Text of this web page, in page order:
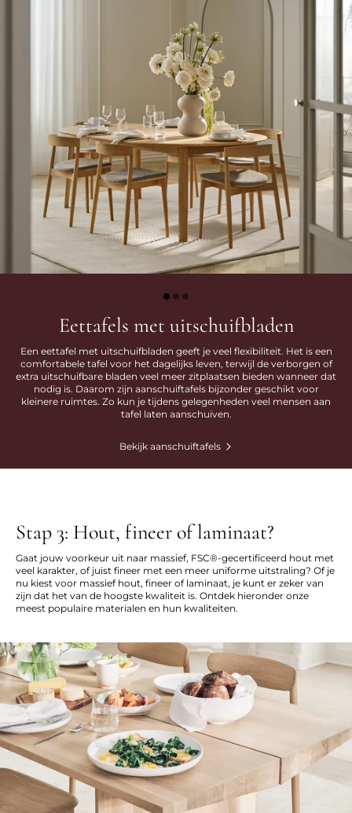
Eettafels met uitschuifbladen
Een eettafel met uitschuifbladen geeft je veel flexibiliteit. Het is een
comfortabele tafel voor het dagelijks leven, terwijl de verborgen of
extra uitschuifbare bladen veel meer zitplaatsen bieden wanneer dat
nodig is. Daarom zijn aanschuiftafels bijzonder geschikt voor
kleinere ruimtes. Zo kun je tijdens gelegenheden veel mensen aan
tafel laten aanschuiven.
Bekijk aanschuiftafels
Stap 3: Hout, fineer of laminaat?
Gaat jouw voorkeur uit naar massief, FSC®-gecertificeerd hout met
veel karakter, of juist fineer met een meer uniforme uitstraling? Of je
nu kiest voor massief hout, fineer of laminaat, je kunt er zeker van
zijn dat het van de hoogste kwaliteit is. Ontdek hieronder onze
meest populaire materialen en hun kwaliteiten.